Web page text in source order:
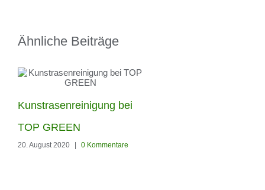
Ähnliche Beiträge
Kunstrasenreinigung bei
TOP GREEN
20. August 2020 0 Kommentare